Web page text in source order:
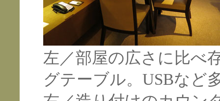
左／部屋の広さに比べ
グテーブル。USBなど